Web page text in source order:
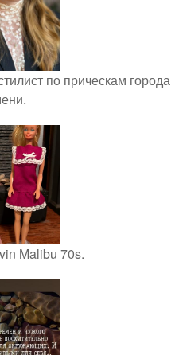
по прическам города
Malibu 70s.